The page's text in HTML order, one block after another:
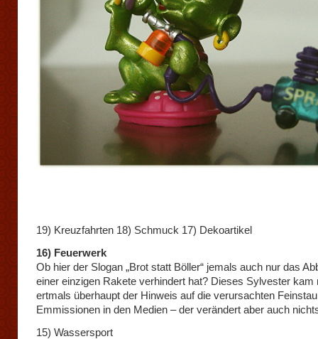
19) Kreuzfahrten 18) Schmuck 17) Dekoartikel
16) Feuerwerk
Ob hier der Slogan „Brot statt Böller“ jemals auch nur das
einer einzigen Rakete verhindert hat? Dieses Sylvester kam
ertmals überhaupt der Hinweis auf die verursachten
Emmissionen in den Medien – der verändert aber auch
15) Wassersport